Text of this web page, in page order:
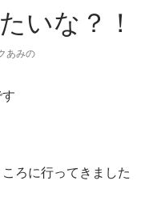
いな？！
あみの
ろに行ってきました